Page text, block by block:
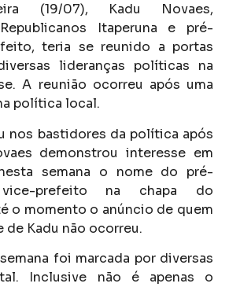
(19/07), Kadu Novaes,
Itaperuna e pré-
teria se reunido a portas
lideranças políticas na
A reunião ocorreu após uma
política local.
nos bastidores da política após
demonstrou interesse em
semana o nome do pré-
prefeito na chapa do
o momento o anúncio de quem
Kadu não ocorreu.
foi marcada por diversas
Inclusive não é apenas o